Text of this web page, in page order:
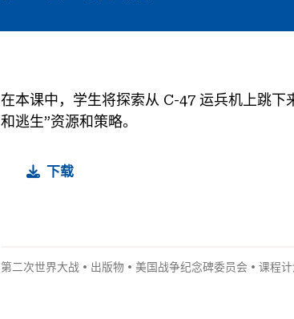
在本课中，学生将探索从 C-47 运兵机上跳
和逃生”资源和策略。
下载
第二次世界大战 • 出版物 • 美国战争纪念碑委员会 • 课程计